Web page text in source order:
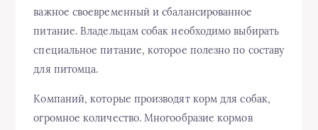
важное своевременный и сбалансированное
питание. Владельцам собак необходимо выбирать
специальное питание, которое полезно по составу
для питомца.
Компаний, которые производят корм для собак,
огромное количество. Многообразие кормов